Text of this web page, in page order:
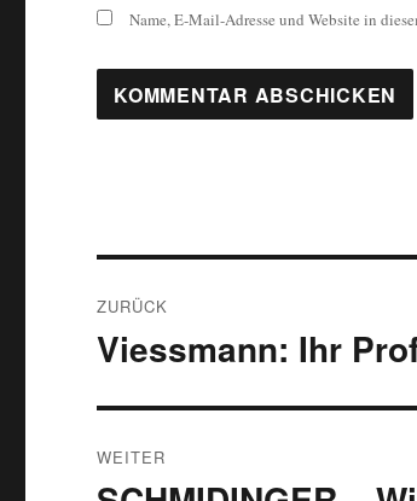
Name, E-Mail-Adresse und Website in
ZURÜCK
Vorheriger
Viessmann: Ihr
WEITER
Nächster